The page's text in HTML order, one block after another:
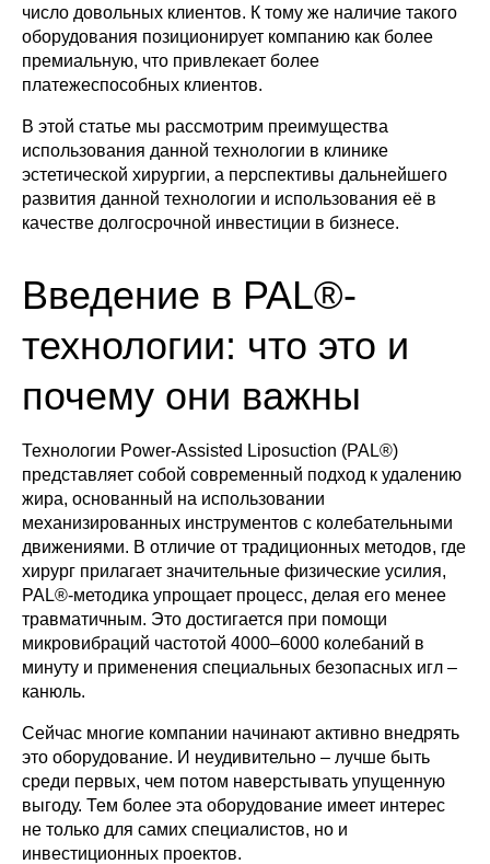
число довольных клиентов. К тому же наличие такого
оборудования позиционирует компанию как более
премиальную, что привлекает более
платежеспособных клиентов.
В этой статье мы рассмотрим преимущества
использования данной технологии в клинике
эстетической хирургии, а перспективы дальнейшего
развития данной технологии и использования её в
качестве долгосрочной инвестиции в бизнесе.
Введение в PAL®-
технологии: что это и
почему они важны
Технологии Power-Assisted Liposuction (PAL®)
представляет собой современный подход к удалению
жира, основанный на использовании
механизированных инструментов с колебательными
движениями. В отличие от традиционных методов, где
хирург прилагает значительные физические усилия,
PAL®-методика упрощает процесс, делая его менее
травматичным. Это достигается при помощи
микровибраций частотой 4000–6000 колебаний в
минуту и применения специальных безопасных игл –
канюль.
Сейчас многие компании начинают активно внедрять
это оборудование. И неудивительно – лучше быть
среди первых, чем потом наверстывать упущенную
выгоду. Тем более эта оборудование имеет интерес
не только для самих специалистов, но и
инвестиционных проектов.